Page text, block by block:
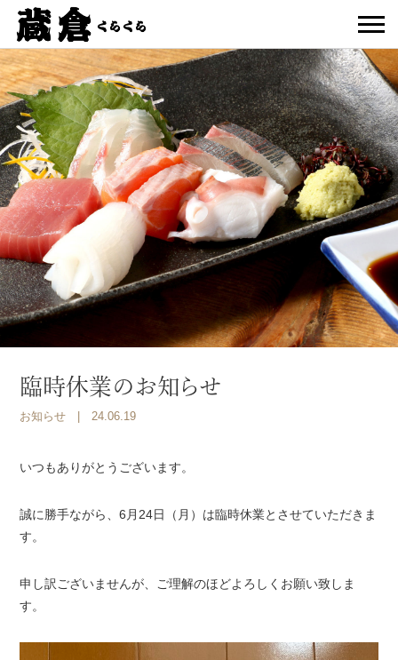
臨時休業のお知らせ
お知らせ | 24.06.19
いつもありがとうございます。
誠に勝手ながら、6月24日（月）は臨時休業とさせていただきま
す。
申し訳ございませんが、ご理解のほどよろしくお願い致しま
す。